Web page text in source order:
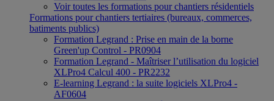
Voir toutes les formations pour chantiers résidentiels
Formations pour chantiers tertiaires (bureaux, commerces,
batiments publics)
Formation Legrand : Prise en main de la borne
Green'up Control - PR0904
Formation Legrand - Maîtriser l’utilisation du logiciel
XLPro4 Calcul 400 - PR2232
E-learning Legrand : la suite logiciels XLPro4 -
AF0604